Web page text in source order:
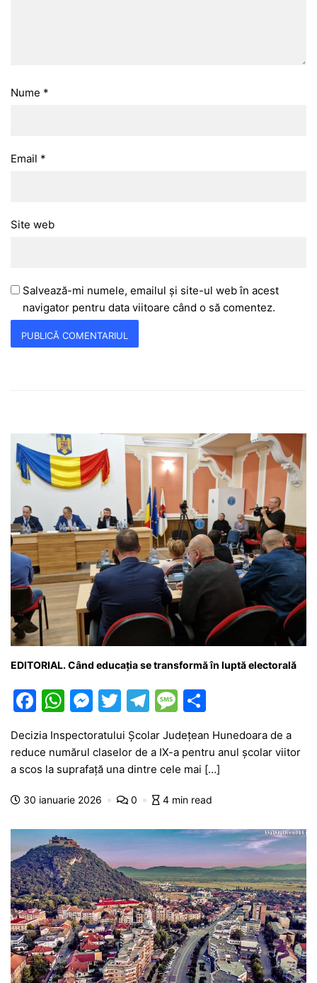
Nume *
Email *
Site web
Salvează-mi numele, emailul și site-ul web în acest
navigator pentru data viitoare când o să comentez.
EDITORIAL. Când educația se transformă în luptă electorală
F
a
c
e
b
o
k
W
at
s
A
p
M
s
s
e
g
er
T
w
itt
er
T
e
gr
a
m
M
s
s
a
e
ta
je
a
ă
Decizia Inspectoratului Școlar Județean Hunedoara de a
reduce numărul claselor de a IX-a pentru anul școlar viitor
a scos la suprafață una dintre cele mai […]
30 ianuarie 2026 0 4 min read